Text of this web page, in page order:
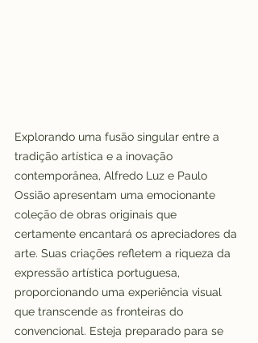
Explorando uma fusão singular entre a
tradição artística e a inovação
contemporânea, Alfredo Luz e Paulo
Ossião apresentam uma emocionante
coleção de obras originais que
certamente encantará os apreciadores da
arte. Suas criações refletem a riqueza da
expressão artística portuguesa,
proporcionando uma experiência visual
que transcende as fronteiras do
convencional. Esteja preparado para se